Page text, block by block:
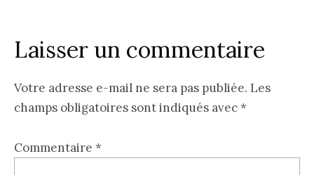
Laisser un commentaire
Votre adresse e-mail ne sera pas publiée. Les
champs obligatoires sont indiqués avec*
Commentaire *